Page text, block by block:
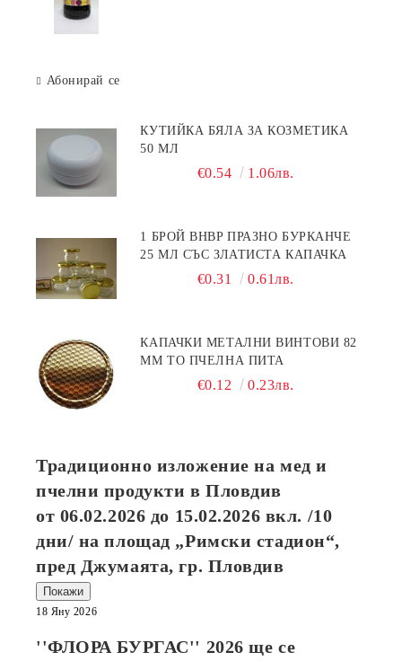
Абонирай се
КУТИЙКА БЯЛА ЗА КОЗМЕТИКА
50 МЛ
€0.54 1.06лв.
1 БРОЙ BHBP ПРАЗНО БУРКАНЧЕ
25 МЛ СЪС ЗЛАТИСТА КАПАЧКА
€0.31 0.61лв.
КАПАЧКИ МЕТАЛНИ ВИНТОВИ 82
ММ ТО ПЧЕЛНА ПИТА
€0.12 0.23лв.
Традиционно изложение на мед и
пчелни продукти в Пловдив
от 06.02.2026 до 15.02.2026 вкл. /10
дни/ на площад „Римски стадион“,
пред Джумаята, гр. Пловдив
Покажи
18 Яну 2026
''ФЛОРА БУРГАС'' 2026ще се